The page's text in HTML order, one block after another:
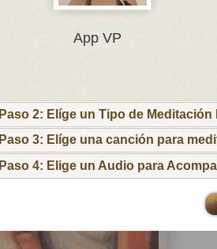
App VP
Paso 2: Elíge un Tipo de Meditación
Paso 3: Elíge una canción para
Paso 4: Elige un Audio para